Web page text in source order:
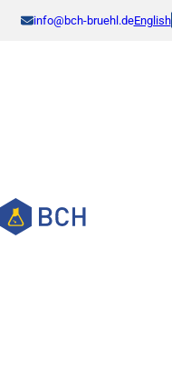
info@bch-bruehl.deEnglish